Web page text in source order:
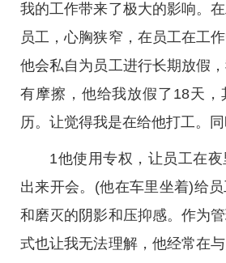
我的工作带来了极大的影响。
员工，心胸狭窄，在员工在工
他会私自为员工进行长期放假
有摩擦，他给我放假了18天，
历。让觉得我是在给他打工。同
1他使用专权，让员工在
出来开会。(他在车里坐着)给
和磨灭的阴影和压抑感。作为
式也让我无法理解，他经常在